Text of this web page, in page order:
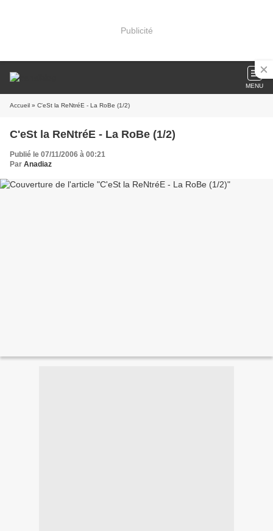
Publicité
MENU
Accueil » C'eSt la ReNtréE - La RoBe (1/2)
C'eSt la ReNtréE - La RoBe (1/2)
Publié le 07/11/2006 à 00:21
Par Anadiaz